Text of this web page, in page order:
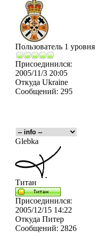
Пользователь 1 уровня
Присоединился:
2005/11/3 20:05
Откуда Ukraine
Сообщений: 295
Glebka
Титан
Присоединился:
2005/12/15 14:22
Откуда Питер
Сообщений: 2826